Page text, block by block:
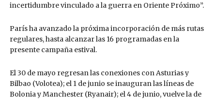
incertidumbre vinculado a la guerra en Oriente Próximo”.
París ha avanzado la próxima incorporación de más rutas
regulares, hasta alcanzar las 16 programadas en la
presente campaña estival.
El 30 de mayo regresan las conexiones con Asturias y
Bilbao (Volotea); el 1 de junio se inauguran las líneas de
Bolonia y Manchester (Ryanair); el 4 de junio, vuelve la de